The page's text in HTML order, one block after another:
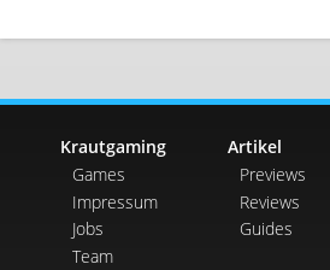
Krautgaming
Games
Impressum
Jobs
Team
Artikel
Previews
Reviews
Guides